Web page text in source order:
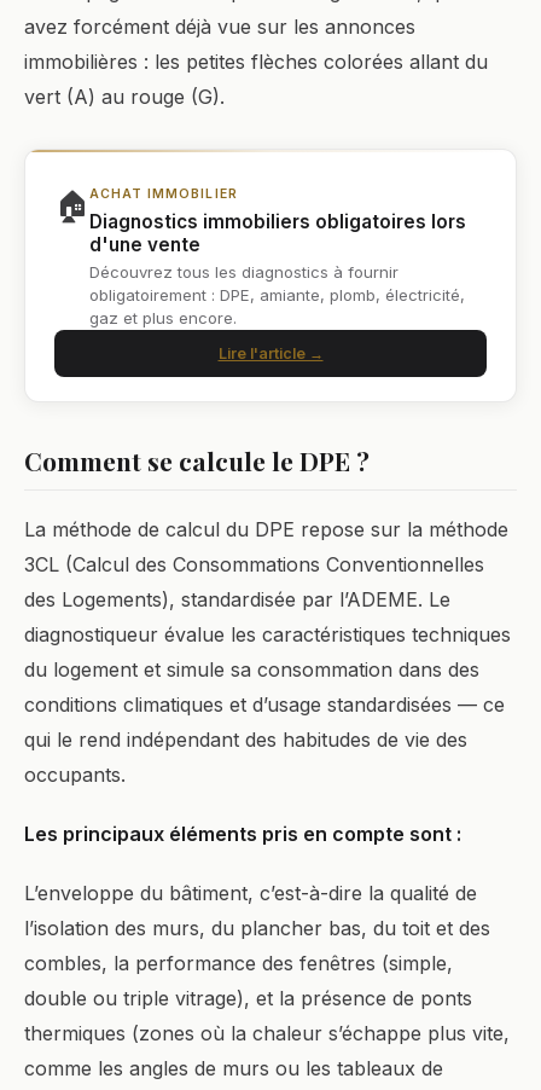
avez forcément déjà vue sur les annonces
immobilières : les petites flèches colorées allant du
vert (A) au rouge (G).
🏠 ACHAT IMMOBILIER
Diagnostics immobiliers obligatoires lors
d'une vente
Découvrez tous les diagnostics à fournir
obligatoirement : DPE, amiante, plomb, électricité,
gaz et plus encore.
Lire l'article →
Comment se calcule le DPE ?
La méthode de calcul du DPE repose sur la méthode
3CL (Calcul des Consommations Conventionnelles
des Logements), standardisée par l’ADEME. Le
diagnostiqueur évalue les caractéristiques techniques
du logement et simule sa consommation dans des
conditions climatiques et d’usage standardisées — ce
qui le rend indépendant des habitudes de vie des
occupants.
Les principaux éléments pris en compte sont :
L’enveloppe du bâtiment, c’est-à-dire la qualité de
l’isolation des murs, du plancher bas, du toit et des
combles, la performance des fenêtres (simple,
double ou triple vitrage), et la présence de ponts
thermiques (zones où la chaleur s’échappe plus vite,
comme les angles de murs ou les tableaux de